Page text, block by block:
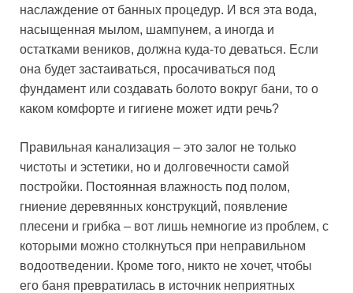
наслаждение от банных процедур. И вся эта вода,
насыщенная мылом, шампунем, а иногда и
остатками веников, должна куда-то деваться. Если
она будет застаиваться, просачиваться под
фундамент или создавать болото вокруг бани, то о
каком комфорте и гигиене может идти речь?
Правильная канализация – это залог не только
чистоты и эстетики, но и долговечности самой
постройки. Постоянная влажность под полом,
гниение деревянных конструкций, появление
плесени и грибка – вот лишь немногие из проблем, с
которыми можно столкнуться при неправильном
водоотведении. Кроме того, никто не хочет, чтобы
его баня превратилась в источник неприятных